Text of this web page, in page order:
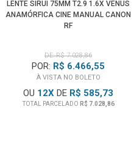
RF.
Montagem Canon EF-M.
LENTE SIRUI 75MM T2.9 1.6X VENUS
ANAMÓRFICA CINE MANUAL CANON
RF
DE: R$ 7.028,86
POR: R$ 6.466,55
À VISTA NO BOLETO
OU 12X DE R$ 585,73
TOTAL PARCELADO R$ 7.028,86